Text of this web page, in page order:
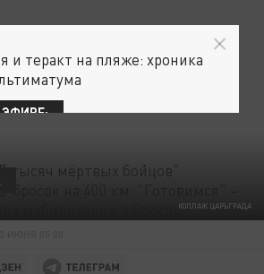
КОЛЛАЖ ЦАРЬГРАДА
и теракт на пляже: хроника